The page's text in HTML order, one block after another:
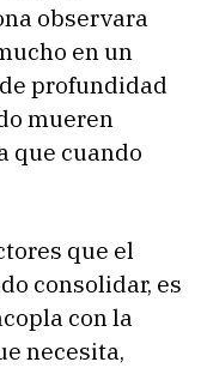
observara
en un
profundidad
mueren
que cuando
que el
consolidar, es
con la
necesita,